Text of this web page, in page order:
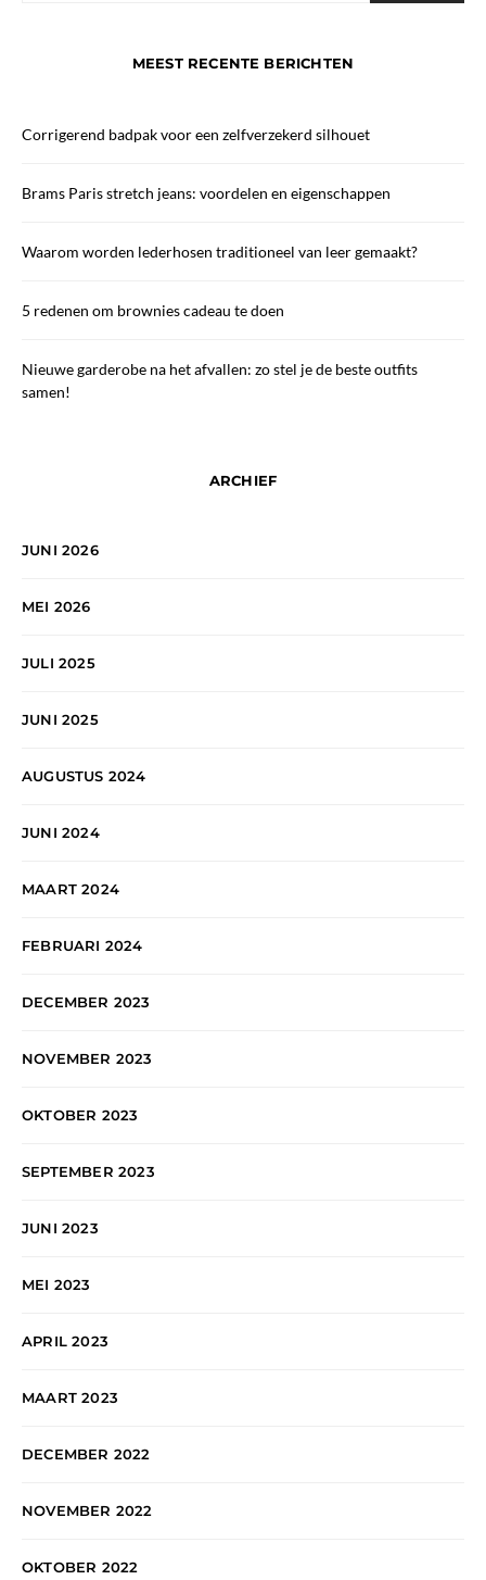
MEEST RECENTE BERICHTEN
Corrigerend badpak voor een zelfverzekerd silhouet
Brams Paris stretch jeans: voordelen en eigenschappen
Waarom worden lederhosen traditioneel van leer gemaakt?
5 redenen om brownies cadeau te doen
Nieuwe garderobe na het afvallen: zo stel je de beste outfits
samen!
ARCHIEF
JUNI 2026
MEI 2026
JULI 2025
JUNI 2025
AUGUSTUS 2024
JUNI 2024
MAART 2024
FEBRUARI 2024
DECEMBER 2023
NOVEMBER 2023
OKTOBER 2023
SEPTEMBER 2023
JUNI 2023
MEI 2023
APRIL 2023
MAART 2023
DECEMBER 2022
NOVEMBER 2022
OKTOBER 2022